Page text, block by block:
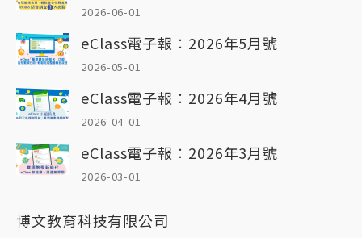
2026-06-01
eClass電子報︰2026年5月號
2026-05-01
eClass電子報︰2026年4月號
2026-04-01
eClass電子報︰2026年3月號
2026-03-01
博文教育科技有限公司